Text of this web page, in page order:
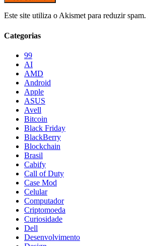
Este site utiliza o Akismet para reduzir spam.
Categorias
99
AI
AMD
Android
Apple
ASUS
Avell
Bitcoin
Black Friday
BlackBerry
Blockchain
Brasil
Cabify
Call of Duty
Case Mod
Celular
Computador
Criptomoeda
Curiosidade
Dell
Desenvolvimento